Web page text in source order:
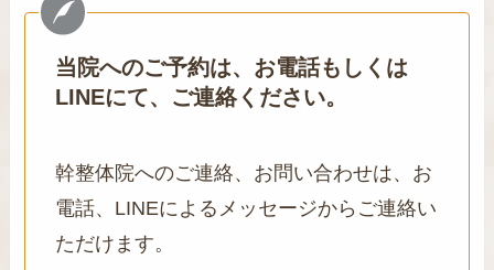
当院へのご予約は、お電話もしくは
LINEにて、ご連絡ください。
幹整体院へのご連絡、お問い合わせは、お
電話、LINEによるメッセージからご連絡い
ただけます。